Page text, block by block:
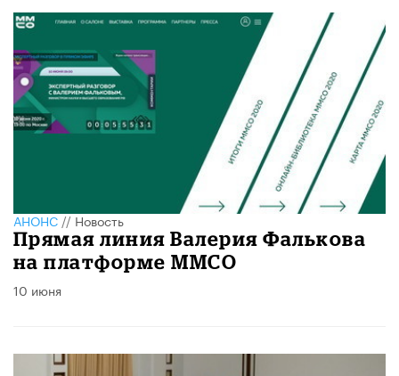
АНОНС//Новость
Прямая линия Валерия Фалькова
на платформе ММСО
10 июня